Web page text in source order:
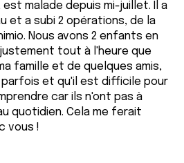
est malade depuis mi-juillet. Il a
et a subi 2 opérations, de la
Nous avons 2 enfants en
justement tout à l'heure que
famille et de quelques amis,
parfois et qu'il est difficile pour
car ils n'ont pas à
quotidien. Cela me ferait
vous !